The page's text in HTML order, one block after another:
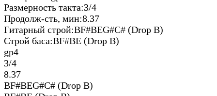
Размерность такта:3/4
Продолж-сть, мин:8.37
Гитарный строй:BF#BEG#C# (Drop B)
Строй баса:BF#BE (Drop B)
gp4
3/4
8.37
BF#BEG#C# (Drop B)